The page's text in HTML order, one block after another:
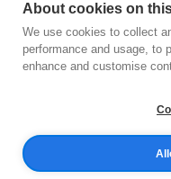
Base di conoscenza
Domande frequenti
About cookies on
We use cookies to collect
performance and usage, to
enhance and customise